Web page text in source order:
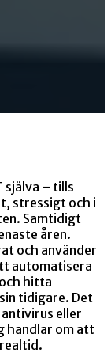
själva – tills
stressigt och i
Samtidigt
åren.
och använder
automatisera
hitta
tidigare. Det
eller
handlar om att